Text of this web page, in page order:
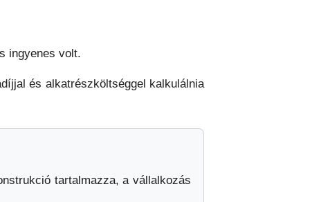
ingyenes volt.
és alkatrészköltséggel kalkulálnia
tartalmazza, a vállalkozás